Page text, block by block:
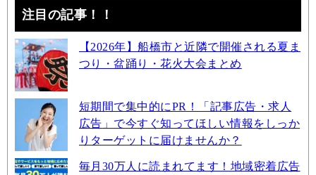
注目の記事！！
【2026年】船橋市と近隣で開催される夏ま
つり・盆踊り・花火大会まとめ
短期間で集中的にPR！「記事広告・求人
広告」で今すぐ知ってほしい情報をしっか
りターゲットに届けませんか？
毎月30万人に読まれてます！地域密着広告